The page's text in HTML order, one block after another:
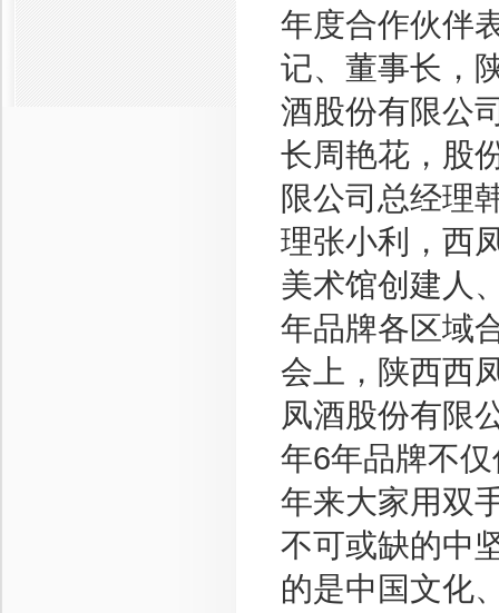
年度合作伙伴
记、董事长，
酒股份有限公
长周艳花，股
限公司总经理
理张小利，西
美术馆创建人
年品牌各区域
会上，陕西西
凤酒股份有限
年6年品牌不
年来大家用双
不可或缺的中
的是中国文化